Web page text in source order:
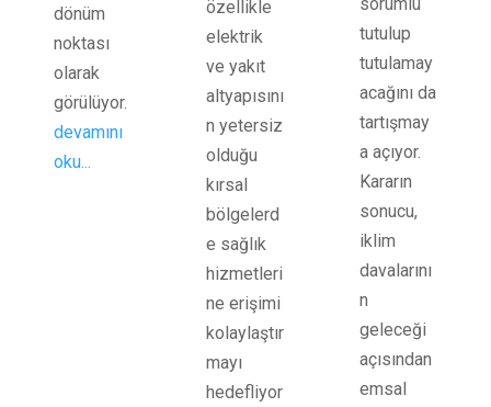
dönüm
noktası
olarak
görülüyor.
devamını
oku...
özellikle
elektrik
ve yakıt
altyapısını
n yetersiz
olduğu
kırsal
bölgelerd
e sağlık
hizmetleri
ne erişimi
kolaylaştır
mayı
hedefliyor
tutulup
tutulamay
acağını da
tartışmay
a açıyor.
Kararın
sonucu,
iklim
davalarını
n
geleceği
açısından
emsal